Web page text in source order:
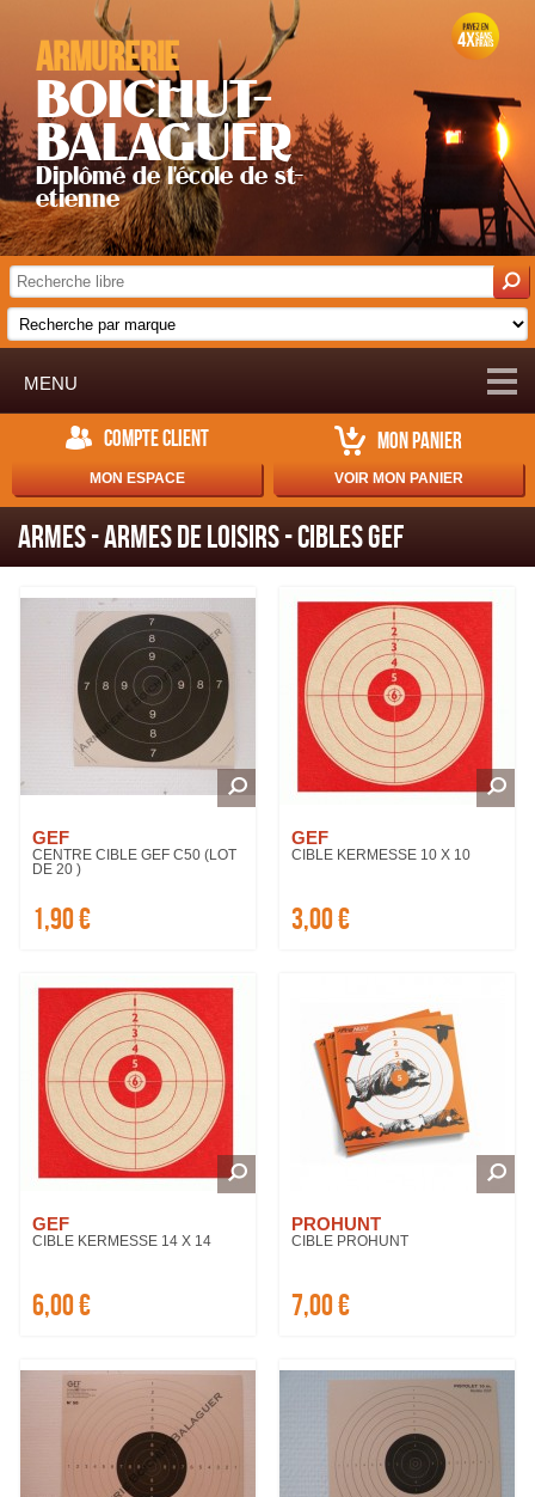
Armurerie
BOICHUT-
BALAGUER
Diplômé de l'école de st-
etienne
MENU
COMPTE CLIENT
MON ESPACE
MON PANIER
VOIR MON PANIER
ARMES - Armes de loisirs - Cibles GEF
GEF
CENTRE CIBLE GEF C50 (LOT
DE 20 )
1,90 €
GEF
CIBLE KERMESSE 10 X 10
3,00 €
GEF
CIBLE KERMESSE 14 X 14
6,00 €
PROHUNT
CIBLE PROHUNT
7,00 €